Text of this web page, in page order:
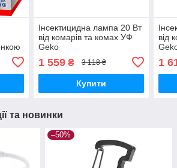
Інсектицидна лампа 20 Вт
від комарів та комах УФ
Geko
1 559₴ 3 118 ₴
Купити
від
1
та новинки
–50%